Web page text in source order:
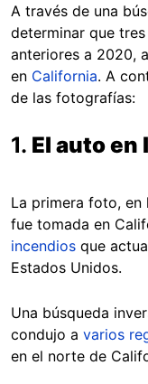
A través de una
determinar que
anteriores a 2020,
en California. A
de las fotografías:
1. El auto en
La primera foto, en
fue tomada en
incendios que
Estados Unidos.
Una búsqueda
condujo a varios
en el norte de